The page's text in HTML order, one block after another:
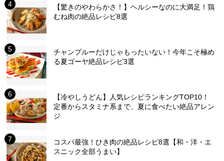
【驚きのやわらかさ！】ヘルシーなのに大満足！鶏
むね肉の絶品レシピ8選
チャンプルーだけじゃもったいない！今年こそ極め
る夏ゴーヤ絶品レシピ3選
【冷やしうどん】人気レシピランキングTOP10！
定番からスタミナ系まで、夏に食べたい絶品アレン
ジ
コスパ最強！ひき肉の絶品レシピ8選【和・洋・エ
スニック全部うまい】